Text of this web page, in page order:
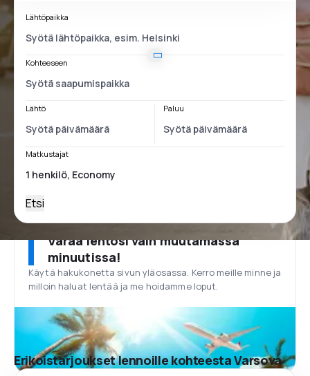
Lähtöpaikka
Kohteeseen
Lähtö Paluu
Matkustajat
Etsi
Varaa lentosi vain muutamassa
minuutissa!
Käytä hakukonetta sivun yläosassa. Kerro meille minne ja
milloin haluat lentää ja me hoidamme loput.
Erikoistarjoukset lennoille kohteesta Varsova